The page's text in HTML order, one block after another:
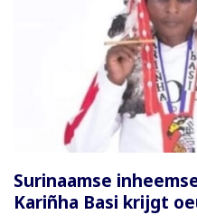
Surinaamse
Kariñha Basi krijgt